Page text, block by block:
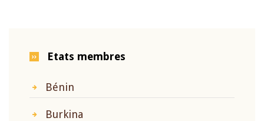
Etats membres
Bénin
Burkina